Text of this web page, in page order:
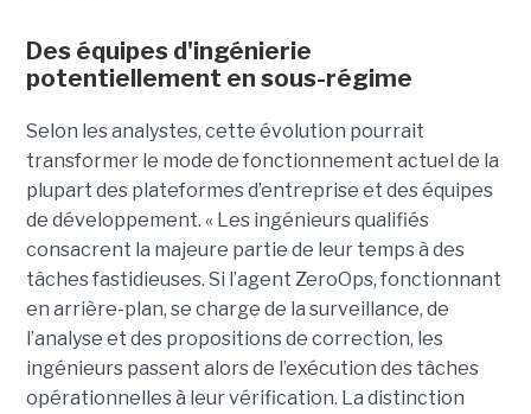
Des équipes d'ingénierie
potentiellement en sous-régime
Selon les analystes, cette évolution pourrait
transformer le mode de fonctionnement actuel de la
plupart des plateformes d’entreprise et des équipes
de développement. « Les ingénieurs qualifiés
consacrent la majeure partie de leur temps à des
tâches fastidieuses. Si l’agent ZeroOps, fonctionnant
en arrière-plan, se charge de la surveillance, de
l’analyse et des propositions de correction, les
ingénieurs passent alors de l’exécution des tâches
opérationnelles à leur vérification. La distinction